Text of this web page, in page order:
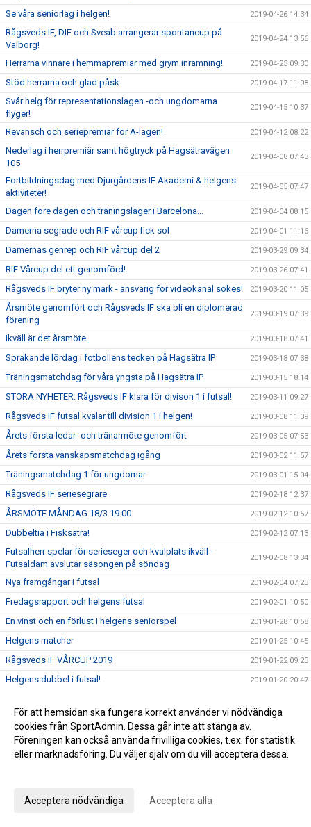
Se våra seniorlag i helgen! 2019-04-26 14:34
Rågsveds IF, DIF och Sveab arrangerar spontancup på
Valborg!
2019-04-24 13:56
Herrarna vinnare i hemmapremiär med grym inramning! 2019-04-23 09:30
Stöd herrarna och glad påsk 2019-04-17 11:08
Svår helg för representationslagen -och ungdomarna
flyger!
2019-04-15 10:37
Revansch och seriepremiär för A-lagen! 2019-04-12 08:22
Nederlag i herrpremiär samt högtryck på Hagsätravägen
105
2019-04-08 07:43
Fortbildningsdag med Djurgårdens IF Akademi & helgens
aktiviteter!
2019-04-05 07:47
Dagen före dagen och träningsläger i Barcelona... 2019-04-04 08:15
Damerna segrade och RIF vårcup fick sol 2019-04-01 11:16
Damernas genrep och RIF vårcup del 2 2019-03-29 09:34
RIF Vårcup del ett genomförd! 2019-03-26 07:41
Rågsveds IF bryter ny mark - ansvarig för videokanal sökes! 2019-03-20 11:05
Årsmöte genomfört och Rågsveds IF ska bli en diplomerad
förening
2019-03-19 07:39
Ikväll är det årsmöte 2019-03-18 07:41
Sprakande lördag i fotbollens tecken på Hagsätra IP 2019-03-18 07:38
Träningsmatchdag för våra yngsta på Hagsätra IP 2019-03-15 18:14
STORA NYHETER: Rågsveds IF klara för divison 1 i futsal! 2019-03-11 09:27
Rågsveds IF futsal kvalar till division 1 i helgen! 2019-03-08 11:39
Årets första ledar- och tränarmöte genomfört 2019-03-05 07:53
Årets första vänskapsmatchdag igång 2019-03-02 11:57
Träningsmatchdag 1 för ungdomar 2019-03-01 15:04
Rågsveds IF seriesegrare 2019-02-18 12:37
ÅRSMÖTE MÅNDAG 18/3 19.00 2019-02-12 10:57
Dubbeltia i Fisksätra! 2019-02-12 07:13
Futsalherr spelar för serieseger och kvalplats ikväll -
Futsaldam avslutar säsongen på söndag
2019-02-08 13:34
Nya framgångar i futsal 2019-02-04 07:23
Fredagsrapport och helgens futsal 2019-02-01 10:50
En vinst och en förlust i helgens seniorspel 2019-01-28 10:58
Helgens matcher 2019-01-25 10:45
Rågsveds IF VÅRCUP 2019 2019-01-22 09:23
Helgens dubbel i futsal! 2019-01-20 20:47
Läsning om vår rörelseprofil samt info om helgen 2019-01-11 12:21
Vinst i seriefinal för herrfutsal och rapport från jullovet 2019-01-07 08:54
2019 smyger igång 2019-01-06 10:09
Julhälsning från kansliet!
För att hemsidan ska fungera korrekt använder vi nödvändiga
cookies från SportAdmin. Dessa går inte att stänga av.
Föreningen kan också använda frivilliga cookies, t.ex. för statistik
eller marknadsföring. Du väljer själv om du vill acceptera dessa.
Acceptera nödvändiga Acceptera alla